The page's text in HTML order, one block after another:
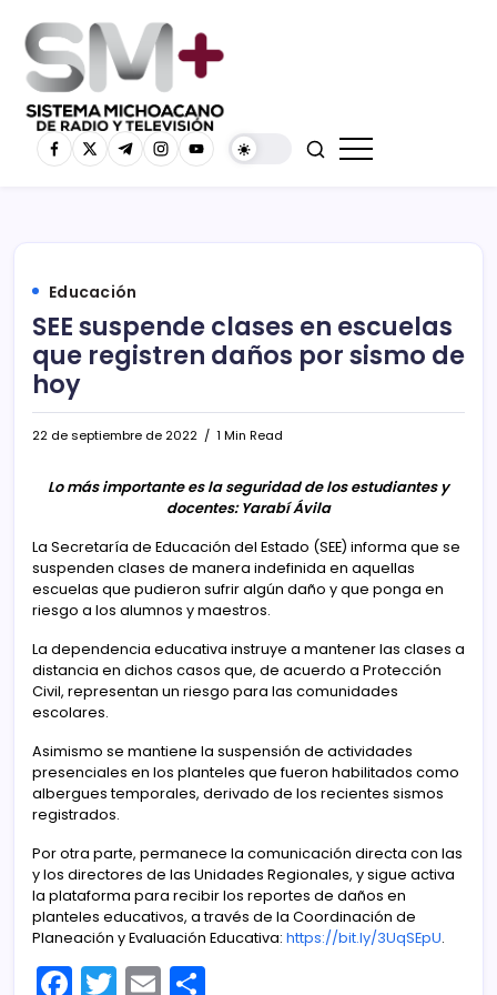
Educación
SEE suspende clases en escuelas
que registren daños por sismo de
hoy
22 de septiembre de 2022 1 Min Read
Lo más importante es la seguridad de los estudiantes y
docentes: Yarabí Ávila
La Secretaría de Educación del Estado (SEE) informa que se
suspenden clases de manera indefinida en aquellas
escuelas que pudieron sufrir algún daño y que ponga en
riesgo a los alumnos y maestros.
La dependencia educativa instruye a mantener las clases a
distancia en dichos casos que, de acuerdo a Protección
Civil, representan un riesgo para las comunidades
escolares.
Asimismo se mantiene la suspensión de actividades
presenciales en los planteles que fueron habilitados como
albergues temporales, derivado de los recientes sismos
registrados.
Por otra parte, permanece la comunicación directa con las
y los directores de las Unidades Regionales, y sigue activa
la plataforma para recibir los reportes de daños en
planteles educativos, a través de la Coordinación de
Planeación y Evaluación Educativa: https://bit.ly/3UqSEpU.
F T E